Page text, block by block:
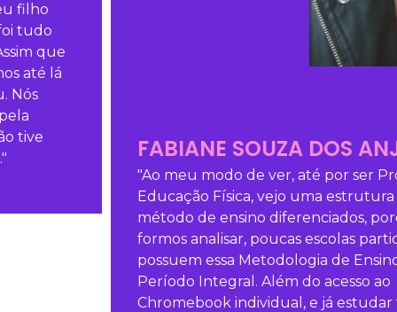
"Ao meu modo de ver, até por ser Professora de
Educação Física, vejo uma estrutura e um
método de ensino diferenciados, porque, se
formos analisar, poucas escolas particulares
possuem essa Metodologia de Ensino em
Período Integral. Além do acesso ao
Chromebook individual, e já estudar tudo o que
FABIANE SOUZA DOS ANJOS